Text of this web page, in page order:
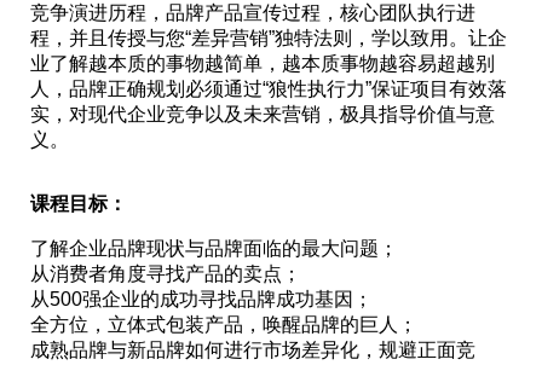
竞争演进历程，品牌产品宣传过程，核心团队执行进
程，并且传授与您“差异营销”独特法则，学以致用。让企
业了解越本质的事物越简单，越本质事物越容易超越别
人，品牌正确规划必须通过“狼性执行力”保证项目有效落
实，对现代企业竞争以及未来营销，极具指导价值与意
义。
课程目标：
了解企业品牌现状与品牌面临的最大问题；
从消费者角度寻找产品的卖点；
从500强企业的成功寻找品牌成功基因；
全方位，立体式包装产品，唤醒品牌的巨人；
成熟品牌与新品牌如何进行市场差异化，规避正面竞